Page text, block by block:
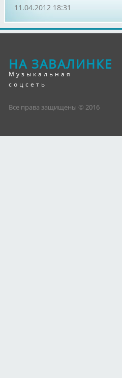
11.04.2012 18:31
НА ЗАВАЛИНКЕ
Музыкальная
соцсеть
Все права защищены © 2016